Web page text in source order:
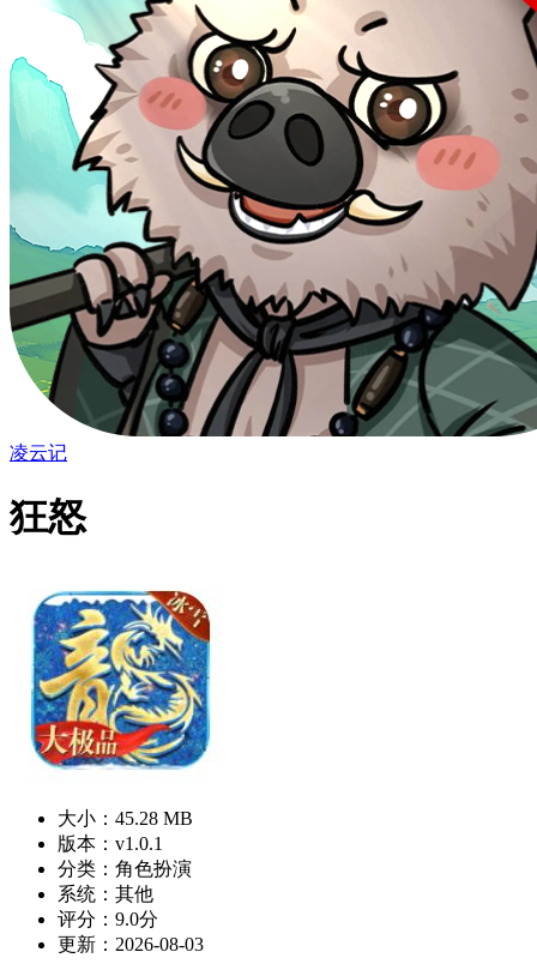
凌云记
狂怒
大小：45.28 MB
版本：v1.0.1
分类：角色扮演
系统：其他
评分：9.0分
更新：2026-08-03